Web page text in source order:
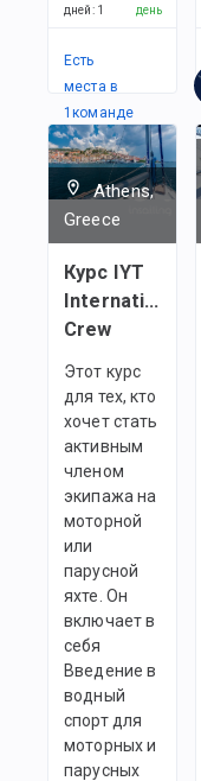
дней: 1
день
Есть
места в
1командe
Athens,
Greece
Курс IYT
International
Crew
Этот курс
для тех, кто
хочет стать
активным
членом
экипажа на
моторной
или
парусной
яхте. Он
включает в
себя
Введение в
водный
спорт для
моторных и
парусных